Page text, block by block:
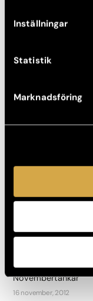
Inställningar
Statistik
Marknadsföring
Okategoriserat, Övrigt
Novembertankar
16 november, 2012